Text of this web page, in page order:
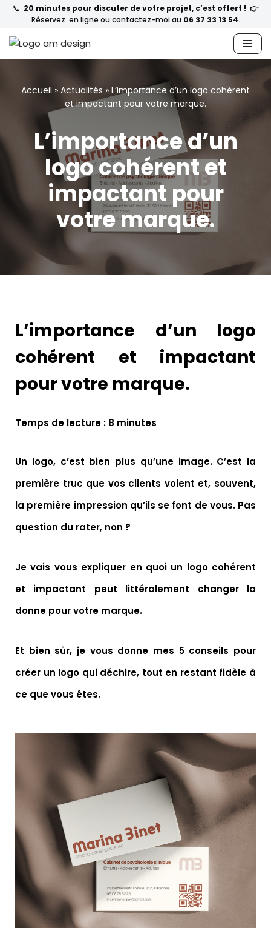
au
contenu
📞 20 minutes pour discuter de votre projet, c’est offert ! 👉
Réservez en ligne ou contactez-moi au 06 37 33 13 54.
Accueil » Actualités » L’importance d’un logo cohérent
et impactant pour votre marque.
L’importance d’un
logo cohérent et
impactant pour
votre marque.
L’importance d’un logo
cohérent et impactant
pour votre marque.
Temps de lecture : 8 minutes
Un logo, c’est bien plus qu’une image. C’est la
première truc que vos clients voient et, souvent,
la première impression qu’ils se font de vous. Pas
question du rater, non ?
Je vais vous expliquer en quoi un logo cohérent
et impactant peut littéralement changer la
donne pour votre marque.
Et bien sûr, je vous donne mes 5 conseils pour
créer un logo qui déchire, tout en restant fidèle à
ce que vous êtes.